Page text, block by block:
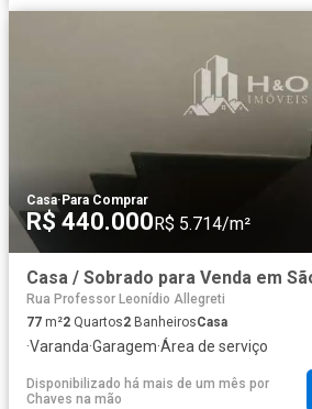
Casa· Para Comprar
R$ 440.000R$ 5.714/m²
Rua Professor Leonídio Allegreti
77 m²2 Quartos2 BanheirosCasa
·Varanda·Garagem·Área de serviço
Disponibilizado há mais de um mês por
Chaves na mão